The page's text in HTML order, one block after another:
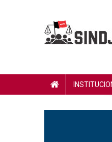
Sindicato dos